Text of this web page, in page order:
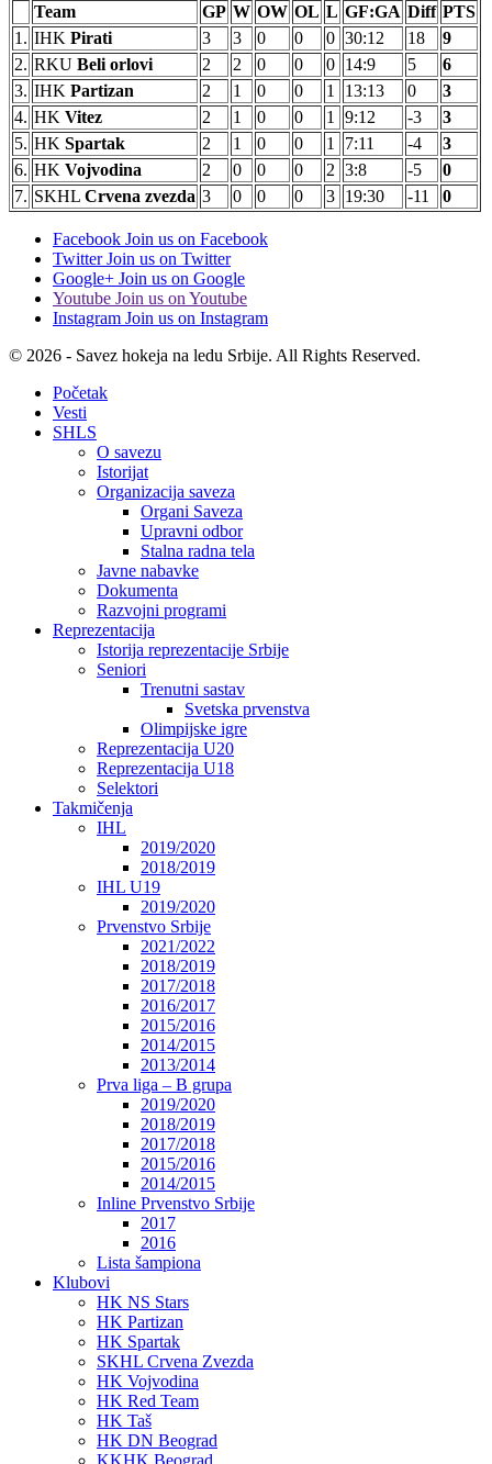
Team GP W OW OL L GF:GA Diff PTS
1. IHK Pirati 3 3 0 0 0 30:12 18
9
2. RKU Beli orlovi 2 2 0 0 0 14:9 5
6
3. IHK Partizan 2 1 0 0 1 13:13 0
3
4. HK Vitez 2 1 0 0 1 9:12 -3
3
5. HK Spartak 2 1 0 0 1 7:11 -4
3
6. HK Vojvodina 2 0 0 0 2 3:8 -5
0
7. SKHL Crvena zvezda 3 0 0 0 3 19:30 -11 0
Facebook Join us on Facebook
Twitter Join us on Twitter
Google+ Join us on Google
Youtube Join us on Youtube
Instagram Join us on Instagram
© 2026 - Savez hokeja na ledu Srbije. All Rights Reserved.
Početak
Vesti
SHLS
O savezu
Istorijat
Organizacija saveza
Organi Saveza
Upravni odbor
Stalna radna tela
Javne nabavke
Dokumenta
Razvojni programi
Reprezentacija
Istorija reprezentacije Srbije
Seniori
Trenutni sastav
Svetska prvenstva
Olimpijske igre
Reprezentacija U20
Reprezentacija U18
Selektori
Takmičenja
IHL
2019/2020
2018/2019
IHL U19
2019/2020
Prvenstvo Srbije
2021/2022
2018/2019
2017/2018
2016/2017
2015/2016
2014/2015
2013/2014
Prva liga – B grupa
2019/2020
2018/2019
2017/2018
2015/2016
2014/2015
Inline Prvenstvo Srbije
2017
2016
Lista šampiona
Klubovi
HK NS Stars
HK Partizan
HK Spartak
SKHL Crvena Zvezda
HK Vojvodina
HK Red Team
HK Taš
HK DN Beograd
KKHK Beograd